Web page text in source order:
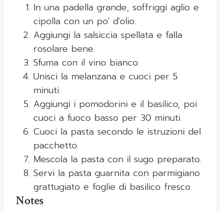
In una padella grande, soffriggi aglio e
cipolla con un po' d'olio.
Aggiungi la salsiccia spellata e falla
rosolare bene.
Sfuma con il vino bianco.
Unisci la melanzana e cuoci per 5
minuti.
Aggiungi i pomodorini e il basilico, poi
cuoci a fuoco basso per 30 minuti.
Cuoci la pasta secondo le istruzioni del
pacchetto.
Mescola la pasta con il sugo preparato.
Servi la pasta guarnita con parmigiano
grattugiato e foglie di basilico fresco.
Notes